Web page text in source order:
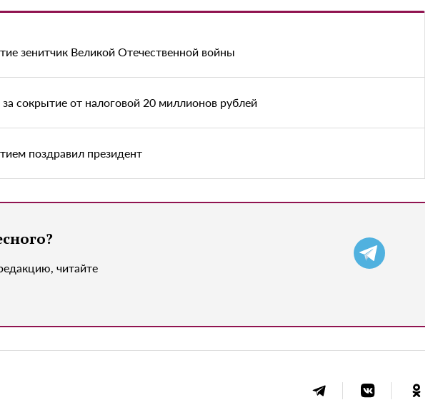
зенитчик Великой Отечественной войны
сокрытие от налоговой 20 миллионов рублей
поздравил президент
читайте